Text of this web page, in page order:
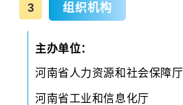
3 组织机构
主办单位：
河南省人力资源和社会保障厅
河南省工业和信息化厅